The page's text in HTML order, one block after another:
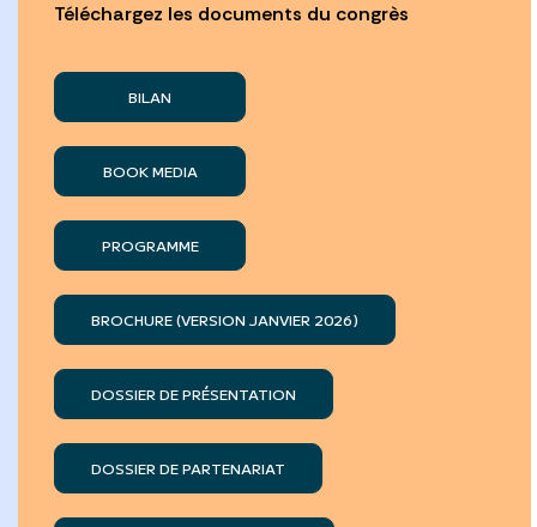
Téléchargez les documents du congrès
BILAN
BOOK MEDIA
PROGRAMME
BROCHURE (VERSION JANVIER 2026)
DOSSIER DE PRÉSENTATION
DOSSIER DE PARTENARIAT